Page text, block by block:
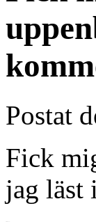
Postat
Fick
jag läst